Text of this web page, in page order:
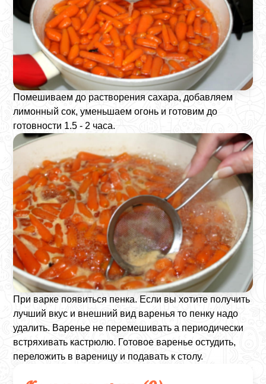
Помешиваем до растворения сахара, добавляем
лимонный сок, уменьшаем огонь и готовим до
готовности 1.5 - 2 часа.
При варке появиться пенка. Если вы хотите получить
лучший вкус и внешний вид варенья то пенку надо
удалить. Варенье не перемешивать а периодически
встряхивать кастрюлю. Готовое варенье остудить,
переложить в вареницу и подавать к столу.